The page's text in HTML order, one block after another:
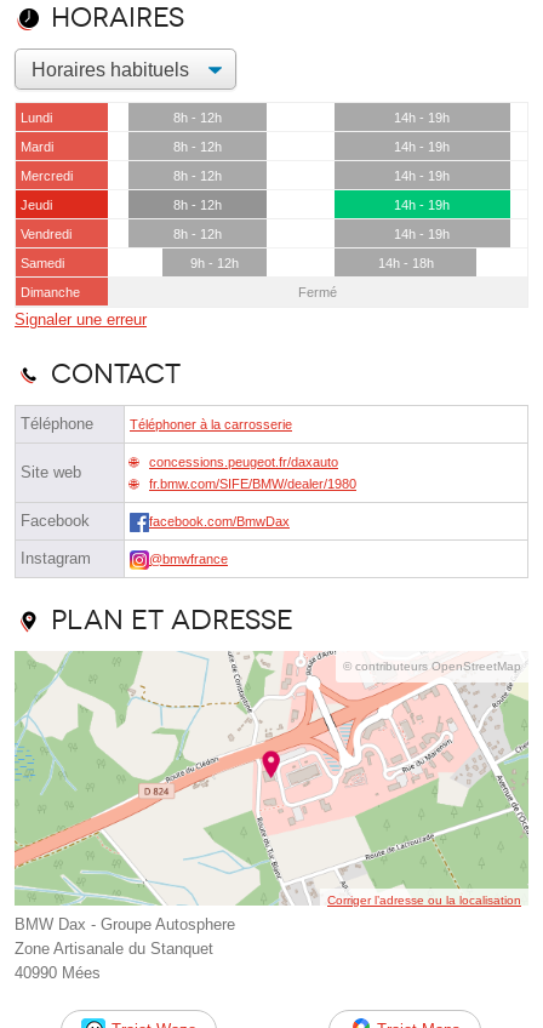
Horaires
Lundi 8h - 12h
14h - 19h
Mardi
8h - 12h
14h - 19h
Mercredi
8h - 12h
14h - 19h
Jeudi
8h - 12h
14h - 19h
Vendredi
8h - 12h
14h - 19h
Samedi
9h - 12h
14h - 18h
Dimanche
Fermé
Signaler une erreur
Contact
Téléphone Téléphoner à la carrosserie
Site web
concessions.peugeot.fr/daxauto
fr.bmw.com/SIFE/BMW/dealer/1980
Facebook facebook.com/BmwDax
Instagram @bmwfrance
Plan et adresse
© contributeurs OpenStreetMap
Corriger l’adresse ou la localisation
BMW Dax - Groupe Autosphere
Zone Artisanale du Stanquet
40990 Mées